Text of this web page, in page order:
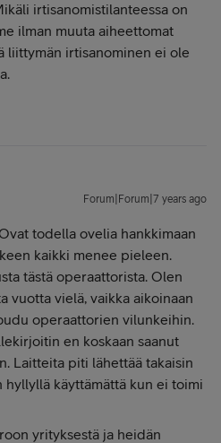
irtisanomistilanteessa on
ilman muuta aiheettomat
liittymän irtisanominen ei ole
Forum|Forum|7 years ago
todella ovelia hankkimaan
kaikki menee pieleen.
tästä operaattorista. Olen
vuotta vielä, vaikka aikoinaan
operaattorien vilunkeihin.
en koskaan saanut
Laitteita piti lähettää takaisin
käyttämättä kun ei toimi
yrityksestä ja heidän